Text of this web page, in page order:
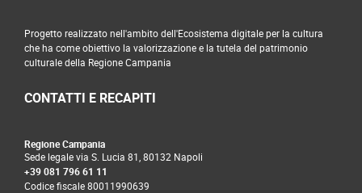
Progetto realizzato nell'ambito dell'Ecosistema digitale per la cultura
che ha come obiettivo la valorizzazione e la tutela del patrimonio
culturale della Regione Campania
CONTATTI E RECAPITI
Regione Campania
Sede legale via S. Lucia 81, 80132 Napoli
+39 081 796 61 11
Codice fiscale 80011990639